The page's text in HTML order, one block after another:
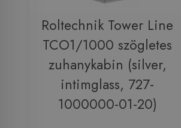
Roltechnik Tower Line
TCO1/1000 szögletes
zuhanykabin (silver,
intimglass, 727-
1000000-01-20)